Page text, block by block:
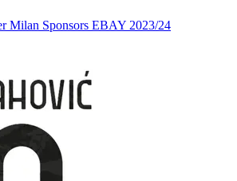
Milan Sponsors EBAY 2023/24